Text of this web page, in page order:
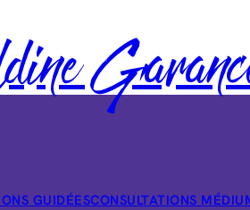
GUIDÉESCONSULTATIONS